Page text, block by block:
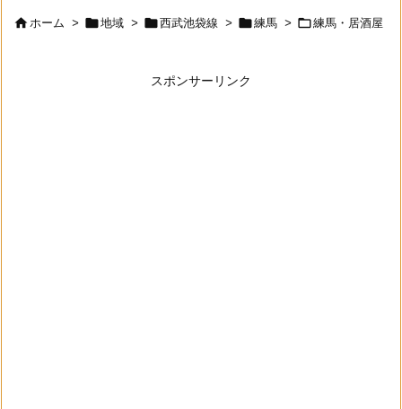

ホーム > 地域 > 西武池袋線 > 練馬 > 練馬・居酒屋
スポンサーリンク